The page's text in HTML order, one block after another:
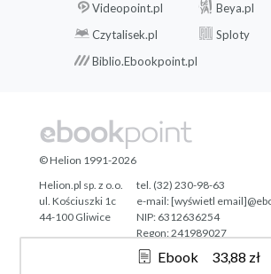
Ebook 33,88 zł
Videopoint.pl
Beya.pl
Czytalisek.pl
Sploty
Biblio.Ebookpoint.pl
Tonik.pl
© Helion 1991-2026
Helion.pl sp. z o.o.
ul. Kościuszki 1c
44-100 Gliwice
tel. (32) 230-98-63
e-mail:[wyświetl
NIP: 6312636254
Regon: 241989027